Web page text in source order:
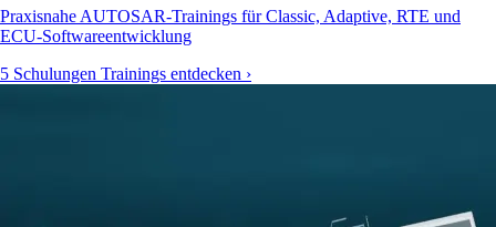
Praxisnahe AUTOSAR-Trainings für Classic, Adaptive, RTE und
ECU-Softwareentwicklung
5 Schulungen Trainings entdecken ›